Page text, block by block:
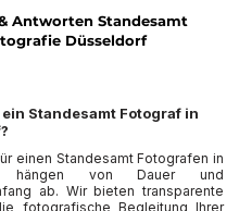
Antworten Standesamt
Düsseldorf
Standesamt Fotograf in
einen Standesamt Fotografen in
hängen von Dauer und
ab. Wir bieten transparente
fotografische Begleitung Ihrer